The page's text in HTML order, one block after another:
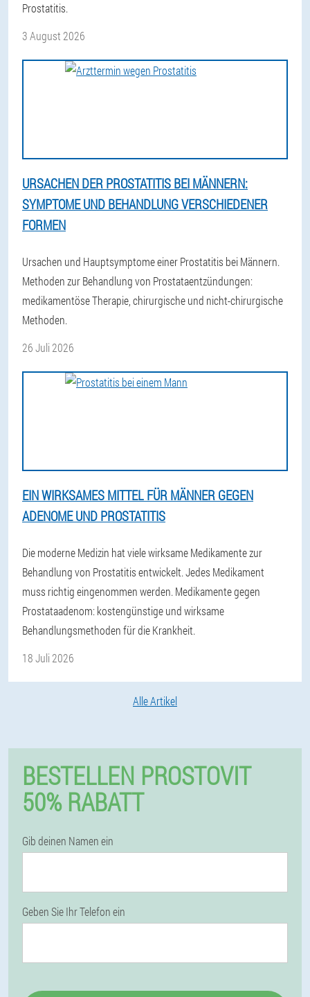
Prostatitis.
3 August 2026
URSACHEN DER PROSTATITIS BEI MÄNNERN:
SYMPTOME UND BEHANDLUNG VERSCHIEDENER
FORMEN
Ursachen und Hauptsymptome einer Prostatitis bei Männern.
Methoden zur Behandlung von Prostataentzündungen:
medikamentöse Therapie, chirurgische und nicht-chirurgische
Methoden.
26 Juli 2026
EIN WIRKSAMES MITTEL FÜR MÄNNER GEGEN
ADENOME UND PROSTATITIS
Die moderne Medizin hat viele wirksame Medikamente zur
Behandlung von Prostatitis entwickelt. Jedes Medikament
muss richtig eingenommen werden. Medikamente gegen
Prostataadenom: kostengünstige und wirksame
Behandlungsmethoden für die Krankheit.
18 Juli 2026
Alle Artikel
BESTELLEN PROSTOVIT
50% RABATT
Gib deinen Namen ein
Geben Sie Ihr Telefon ein